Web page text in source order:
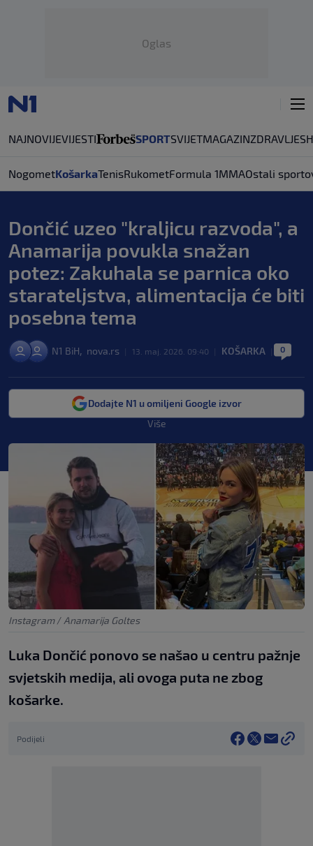
Oglas
NAJNOVIJEVIJESTI SPORTSVIJETMAGAZINZDRAVLJE
NogometKošarkaTenisRukometFormula 1MMAOstali
Dončić uzeo "kraljicu razvoda", a
Anamarija povukla snažan
potez: Zakuhala se parnica oko
starateljstva, alimentacija će biti
posebna tema
N1 BiH, nova.rs 13. maj. 2026. 09:40 KOŠARKA 0
Dodajte N1 u omiljeni Google izvor
Više
Instagram / Anamarija Goltes
Luka Dončić ponovo se našao u centru pažnje
svjetskih medija, ali ovoga puta ne zbog
košarke.
Podijeli